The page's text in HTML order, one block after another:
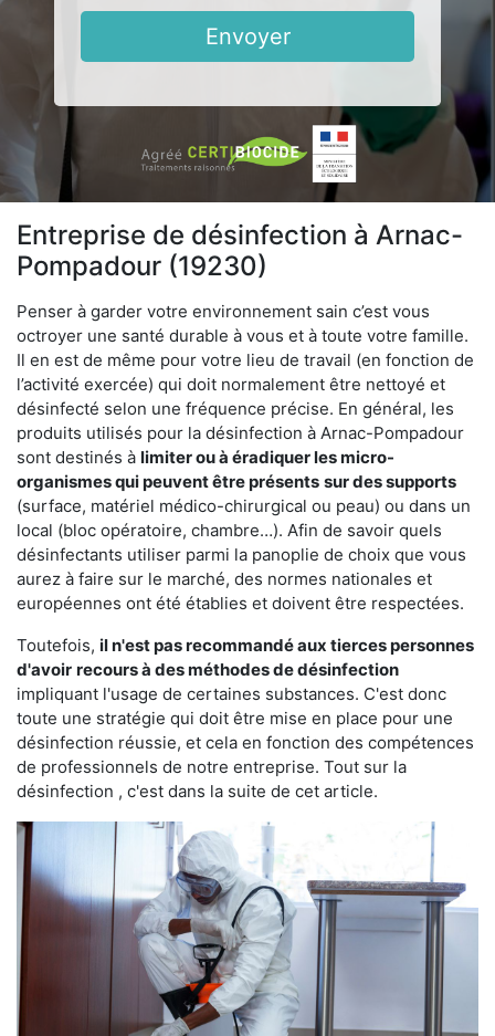
Envoyer
Entreprise de désinfection à Arnac-
Pompadour (19230)
Penser à garder votre environnement sain c’est vous
octroyer une santé durable à vous et à toute votre famille.
Il en est de même pour votre lieu de travail (en fonction de
l’activité exercée) qui doit normalement être nettoyé et
désinfecté selon une fréquence précise. En général, les
produits utilisés pour la désinfection à Arnac-Pompadour
sont destinés à limiter ou à éradiquer les micro-
organismes qui peuvent être présents sur des supports
(surface, matériel médico-chirurgical ou peau) ou dans un
local (bloc opératoire, chambre…). Afin de savoir quels
désinfectants utiliser parmi la panoplie de choix que vous
aurez à faire sur le marché, des normes nationales et
européennes ont été établies et doivent être respectées.
Toutefois, il n'est pas recommandé aux tierces personnes
d'avoir recours à des méthodes de désinfection
impliquant l'usage de certaines substances. C'est donc
toute une stratégie qui doit être mise en place pour une
désinfection réussie, et cela en fonction des compétences
de professionnels de notre entreprise. Tout sur la
désinfection , c'est dans la suite de cet article.